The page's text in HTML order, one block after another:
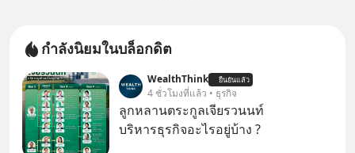
กำลังนิยมในบล็อกดิต
WealthThink ยืนยันแล้ว
4 ชั่วโมงที่แล้ว • ธุรกิจ
ลูกหลานตระกูลเจียรวนนท์
บริหารธุรกิจอะไรอยู่บ้าง ?